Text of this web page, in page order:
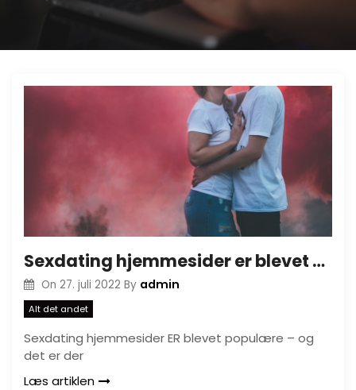
Sexdating hjemmesider er blevet populære
On 27. juli 2022 By admin
Alt det andet
Sexdating hjemmesider ER blevet populære – og
det er der
Læs artiklen